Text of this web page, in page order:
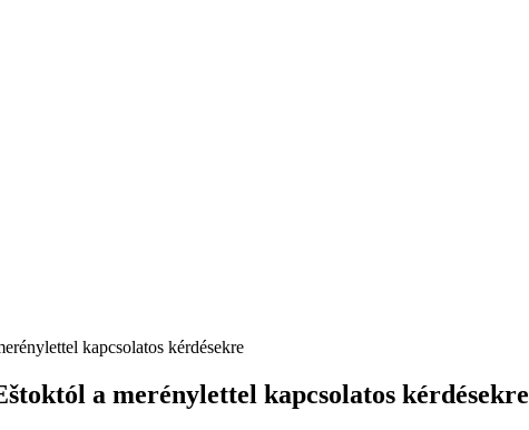
kapcsolatos kérdésekre
a merénylettel kapcsolatos kérdésekre